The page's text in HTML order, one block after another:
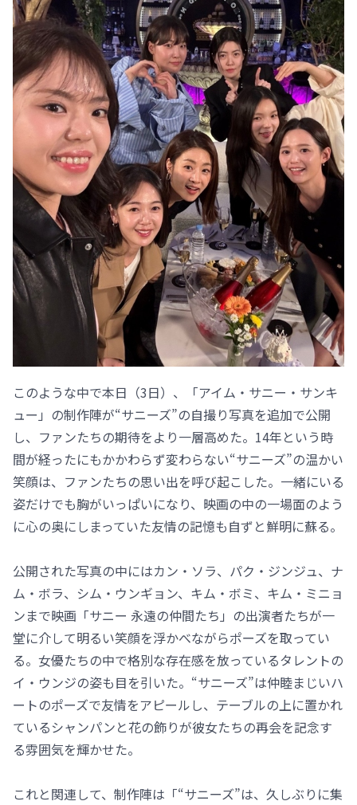
このような中で本日（3日）、「アイム・サニー・サンキ
ュー」の制作陣が“サニーズ”の自撮り写真を追加で公開
し、ファンたちの期待をより一層高めた。14年という時
間が経ったにもかかわらず変わらない“サニーズ”の温かい
笑顔は、ファンたちの思い出を呼び起こした。一緒にいる
姿だけでも胸がいっぱいになり、映画の中の一場面のよう
に心の奥にしまっていた友情の記憶も自ずと鮮明に蘇る。
公開された写真の中にはカン・ソラ、パク・ジンジュ、ナ
ム・ボラ、シム・ウンギョン、キム・ボミ、キム・ミニョ
ンまで映画「サニー 永遠の仲間たち」の出演者たちが一
堂に介して明るい笑顔を浮かべながらポーズを取ってい
る。女優たちの中で格別な存在感を放っているタレントの
イ・ウンジの姿も目を引いた。“サニーズ”は仲睦まじいハ
ートのポーズで友情をアピールし、テーブルの上に置かれ
ているシャンパンと花の飾りが彼女たちの再会を記念す
る雰囲気を輝かせた。
これと関連して、制作陣は「“サニーズ”は、久しぶりに集